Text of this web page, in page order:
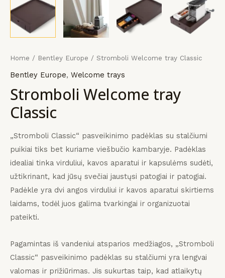
Home / Bentley Europe / Stromboli Welcome tray Classic
Bentley Europe, Welcome trays
Stromboli Welcome tray
Classic
„Stromboli Classic“ pasveikinimo padėklas su stalčiumi
puikiai tiks bet kuriame viešbučio kambaryje. Padėklas
idealiai tinka virduliui, kavos aparatui ir kapsulėms sudėti,
užtikrinant, kad jūsų svečiai jaustųsi patogiai ir patogiai.
Padėkle yra dvi angos virduliui ir kavos aparatui skirtiems
laidams, todėl juos galima tvarkingai ir organizuotai
pateikti.
Pagamintas iš vandeniui atsparios medžiagos, „Stromboli
Classic“ pasveikinimo padėklas su stalčiumi yra lengvai
valomas ir prižiūrimas. Jis sukurtas taip, kad atlaikytų
payment
įrangos
mus